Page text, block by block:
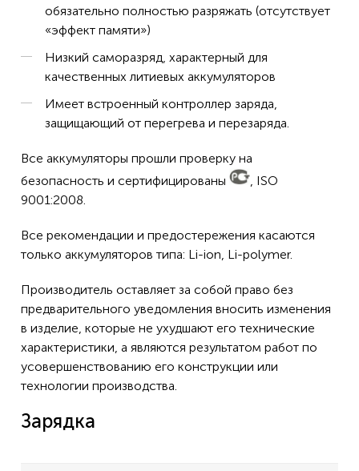
обязательно полностью разряжать (отсутствует
«эффект памяти»)
Низкий саморазряд, характерный для
качественных литиевых аккумуляторов
Имеет встроенный контроллер заряда,
защищающий от перегрева и перезаряда.
Все аккумуляторы прошли проверку на
безопасность и сертифицированы
, ISO
9001:2008.
Все рекомендации и предостережения касаются
только аккумуляторов типа: Li-ion, Li-polymer.
Производитель оставляет за собой право без
предварительного уведомления вносить изменения
в изделие, которые не ухудшают его технические
характеристики, а являются результатом работ по
усовершенствованию его конструкции или
технологии производства.
Зарядка